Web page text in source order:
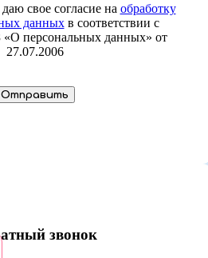
свое согласие на обработку
данныхв соответствии с
персональных данных» от
27.07.2006
звонок